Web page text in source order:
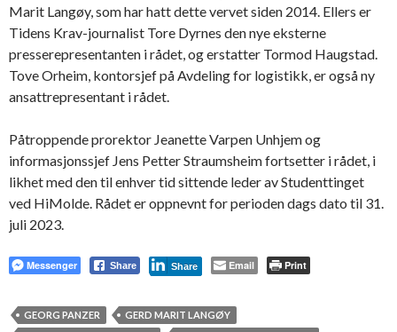
Marit Langøy, som har hatt dette vervet siden 2014. Ellers er
Tidens Krav-journalist Tore Dyrnes den nye eksterne
presserepresentanten i rådet, og erstatter Tormod Haugstad.
Tove Orheim, kontorsjef på Avdeling for logistikk, er også ny
ansattrepresentant i rådet.
Påtroppende prorektor Jeanette Varpen Unhjem og
informasjonssjef Jens Petter Straumsheim fortsetter i rådet, i
likhet med den til enhver tid sittende leder av Studenttinget
ved HiMolde. Rådet er oppnevnt for perioden dags dato til 31.
juli 2023.
Messenger Share Share Email Print
GEORG PANZER
GERD MARIT LANGØY